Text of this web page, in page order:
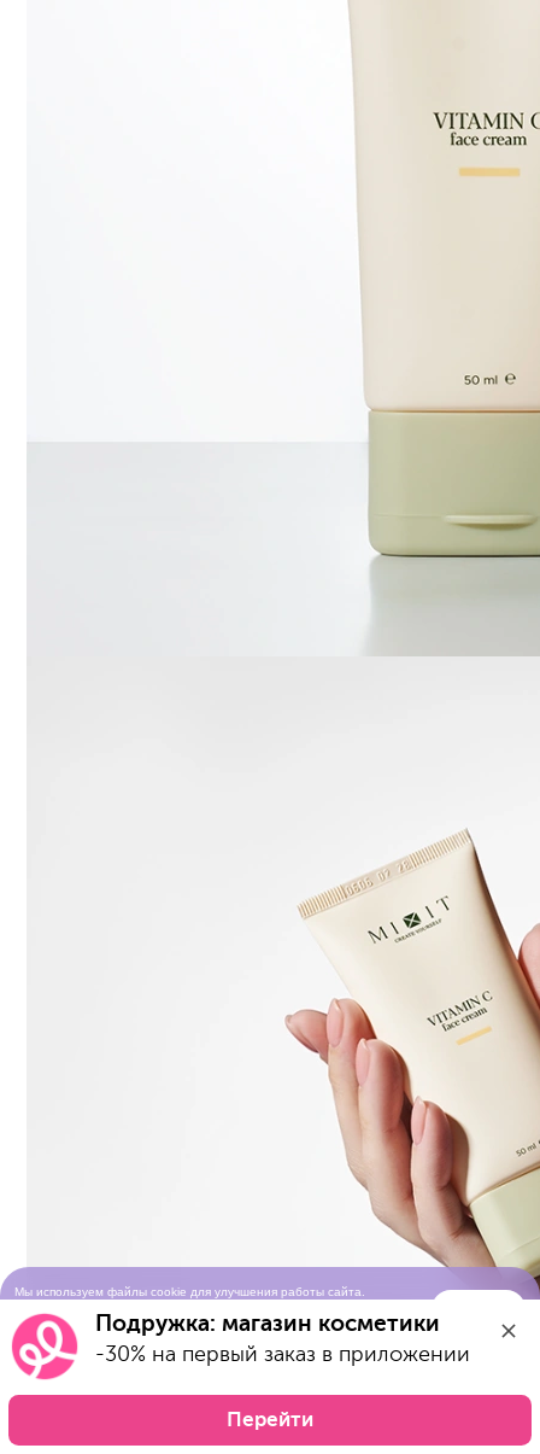
Мы используем файлы cookie для улучшения работы сайта.
использования cookie-файловПодружка: магазин косметики
-30% на первый заказ в приложении
Перейти